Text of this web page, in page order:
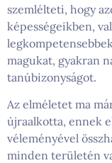
szemlélteti, hogy
képességeikben,
magukat, gyakran
tanúbizonyságot.
Az elméletet ma
újraalkotta, ennek
véleményével
minden területén